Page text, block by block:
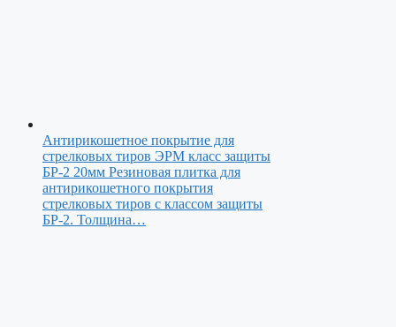
Антирикошетное покрытие для
стрелковых тиров ЭРМ класс защиты
БР-2 20мм Резиновая плитка для
антирикошетного покрытия
стрелковых тиров с классом защиты
БР-2. Толщина…